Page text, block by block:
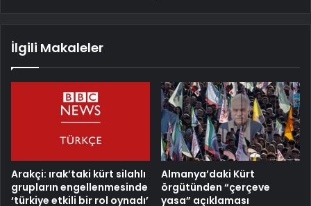
İlgili Makaleler
Arakçi: ırak’taki kürt silahlı
grupların engellenmesinde
‘türkiye etkili bir rol oynadı’
Almanya’daki Kürt
örgütünden “çerçeve
yasa” açıklaması